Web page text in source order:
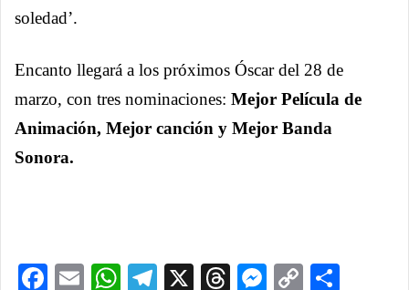
soledad’.
Encanto llegará a los próximos Óscar del 28 de
marzo, con tres nominaciones: Mejor Película de
Animación, Mejor canción y Mejor Banda
Sonora.
Facebook
EmailWhatsApp
Telegram
X ThreadsCopy